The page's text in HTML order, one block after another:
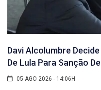
Davi Alcolumbre
De Lula Para Sanção
05 AGO 2026 - 14:06H